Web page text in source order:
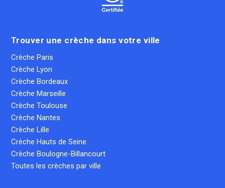
Trouver une crèche dans votre ville
Crèche Paris
Crèche Lyon
Crèche Bordeaux
Crèche Marseille
Crèche Toulouse
Crèche Nantes
Crèche Lille
Crèche Hauts de Seine
Crèche Boulogne-Billancourt
Toutes les crèches par ville